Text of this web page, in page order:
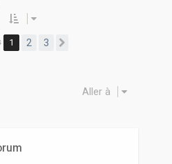
1 2 3
Aller à